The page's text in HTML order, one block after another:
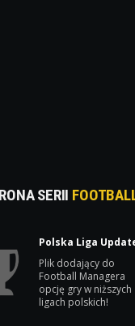
SERII
Polska Liga
Plik dodający do
Football Managera
opcję gry w niższych
ligach polskich!